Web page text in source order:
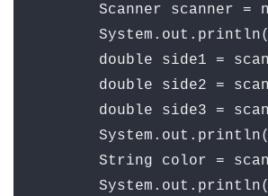
Scanner scanner =
System.out.println("
double side1 =
double side2 =
double side3 =
String color =